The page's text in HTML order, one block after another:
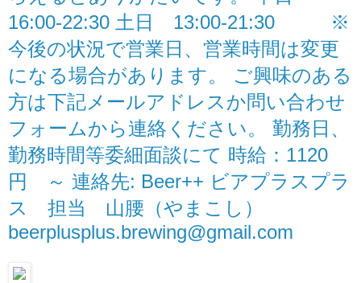
16:00-22:30 土日 13:00-21:30 ※
今後の状況で営業日、営業時間は変更
になる場合があります。 ご興味のある
方は下記メールアドレスか問い合わせ
フォームから連絡ください。 勤務日、
勤務時間等委細面談にて 時給：1120
円 ～ 連絡先: Beer++ ビアプラスプラ
ス 担当 山腰（やまこし）
beerplusplus.brewing@gmail.com